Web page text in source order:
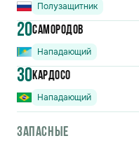
Полузащитник
20Самородов
Нападающий
30Кардосо
Нападающий
Запасные